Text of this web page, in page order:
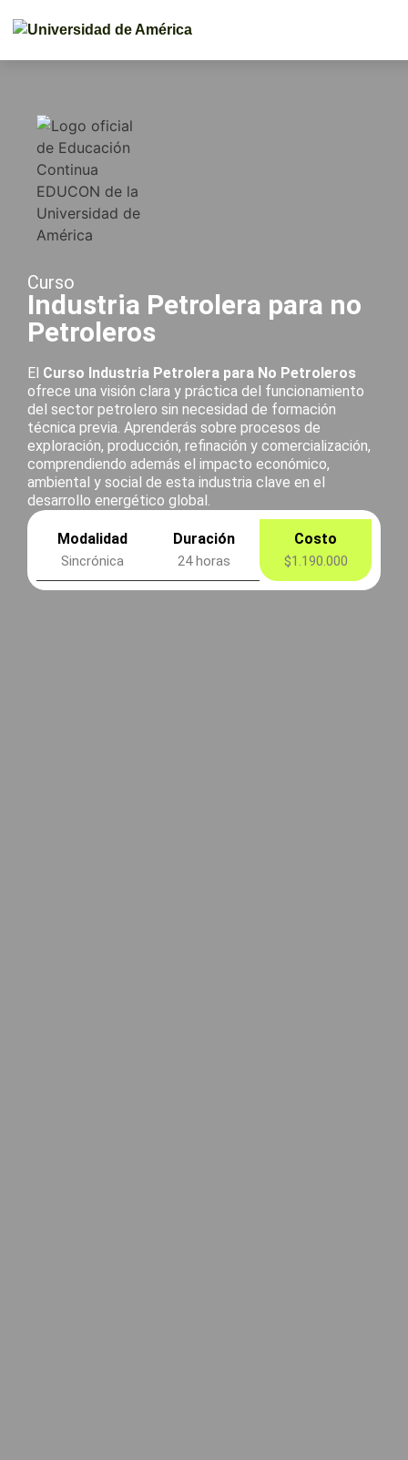
Curso
Industria Petrolera para no
Petroleros
El Curso Industria Petrolera para No Petroleros
ofrece una visión clara y práctica del funcionamiento
del sector petrolero sin necesidad de formación
técnica previa. Aprenderás sobre procesos de
exploración, producción, refinación y comercialización,
comprendiendo además el impacto económico,
ambiental y social de esta industria clave en el
desarrollo energético global.
Modalidad
Sincrónica
Duración
24 horas
Costo
$1.190.000